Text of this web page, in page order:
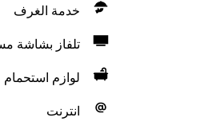
خدمة الغرف
تلفاز بشاشة
لوازم استحمام
انترنت